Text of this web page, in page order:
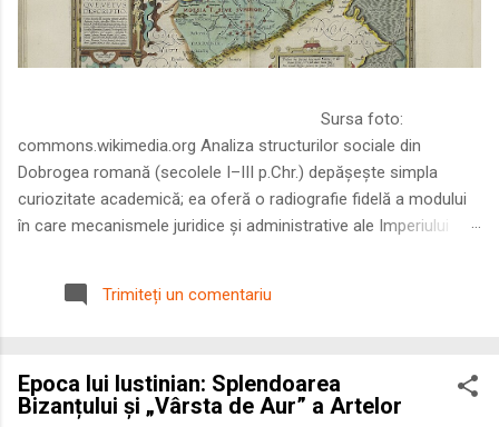
Sursa foto:
commons.wikimedia.org Analiza structurilor sociale din
Dobrogea romană (secolele I–III p.Chr.) depășește simpla
curiozitate academică; ea oferă o radiografie fidelă a modului
în care mecanismele juridice și administrative ale Imperiului
Într-o epocă în care prosperitatea excepțională a lumii romane
era susținută de o mobilitate socială dinamică și de o libertate
roman – în special a cetățenilor romani ( cives Romani ) în
țesutul urban și rural dobrogean – ne permite să măsurăm cu
Trimiteți un comentariu
Epoca lui Iustinian: Splendoarea
Bizanțului și „Vârsta de Aur” a Artelor